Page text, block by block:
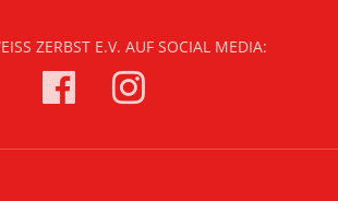
ZERBST E.V. AUF SOCIAL MEDIA: